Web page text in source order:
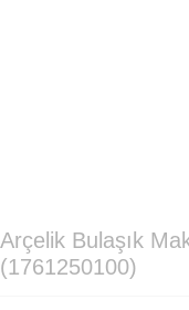
Arçelik Bulaşık
(1761250100)